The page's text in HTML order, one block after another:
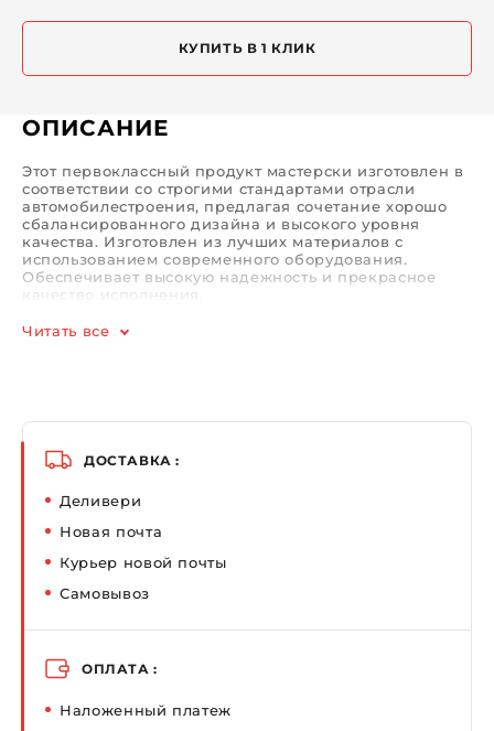
КУПИТЬ В 1 КЛИК
ОПИСАНИЕ
Этот первоклассный продукт мастерски изготовлен в
соответствии со строгими стандартами отрасли
автомобилестроения, предлагая сочетание хорошо
сбалансированного дизайна и высокого уровня
качества. Изготовлен из лучших материалов с
использованием современного оборудования.
Обеспечивает высокую надежность и прекрасное
качество исполнения.
Читать все
ДОСТАВКА :
Деливери
Новая почта
Курьер новой почты
Самовывоз
ОПЛАТА :
Наложенный платеж